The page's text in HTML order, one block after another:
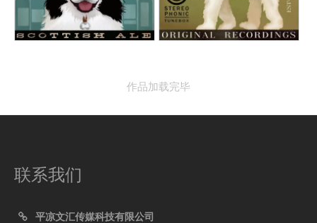
作品加载完毕
联系我们
平凉文汇传媒科技有限公司